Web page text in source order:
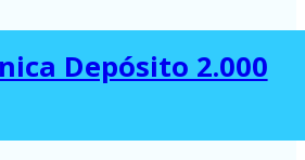
Depósito 2.000